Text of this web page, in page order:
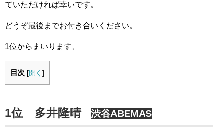
ていただければ幸いです。
どうぞ最後までお付き合いください。
1位からまいります。
目次 [開く ]
1位 多井隆晴 渋谷ABEMAS